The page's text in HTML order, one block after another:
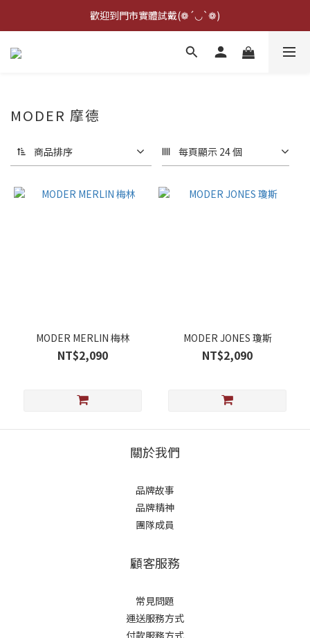
點擊右下方客服可詢問即時庫存☆*: .｡. o(≧▽≦)o .｡.:*☆
歡迎到門市實體試戴(❁´◡`❁)
雨衣盲盒現正開跑╰(*°▽°*)╯
MODER 摩德
商品排序 每頁顯示 24 個
MODER MERLIN 梅林
NT$2,090
MODER JONES 瓊斯
NT$2,090
關於我們
品牌故事
品牌精神
團隊成員
顧客服務
常見問題
運送服務方式
付款服務方式